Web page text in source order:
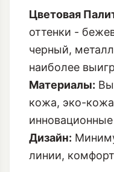
Цветовая
оттенки -
черный,
наиболее
Материалы:
кожа, эко-
Дизайн:
линии,